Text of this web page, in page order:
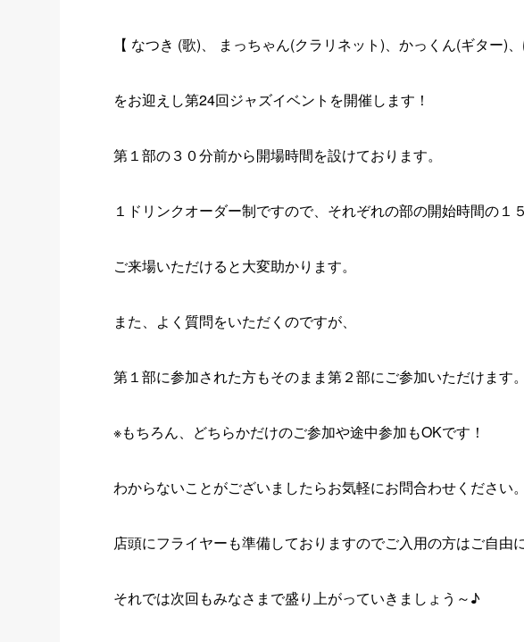
【 なつき (歌)、 まっちゃん(クラリネット)、かっくん(ギター)
をお迎えし第24回ジャズイベントを開催します！
第１部の３０分前から開場時間を設けております。
１ドリンクオーダー制ですので、それぞれの部の開始時間の１
ご来場いただけると大変助かります。
また、よく質問をいただくのですが、
第１部に参加された方もそのまま第２部にご参加いただけます。
※もちろん、どちらかだけのご参加や途中参加もOKです！
わからないことがございましたらお気軽にお問合わせください。
店頭にフライヤーも準備しておりますのでご入用の方はご自由
それでは次回もみなさまで盛り上がっていきましょう～♪